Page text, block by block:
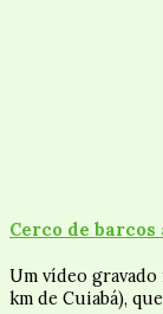
Cerco de
Um vídeo gravado
km de Cuiabá),